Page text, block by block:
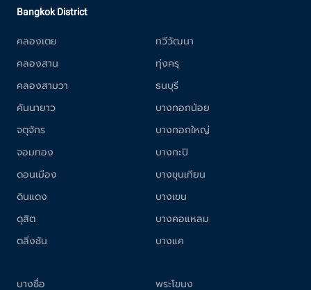
Bangkok District
คลองเตย
คลองสาน
คลองสามวา
คันนายาว
จตุจักร
จอมทอง
ดอนเมือง
ดินแดง
ดุสิต
ตลิ่งชัน
ทวีวัฒนา
ทุ่งครุ
ธนบุรี
บางกอกน้อย
บางกอกใหญ่
บางกะปิ
บางขุนเทียน
บางเขน
บางคอแหลม
บางแค
บางซื่อ
พระโขนง